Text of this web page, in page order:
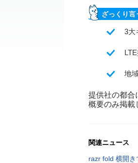
ざっくり言
3大
地
提供社の都合
概要のみ掲載
関連ニュース
razr fold 横開き